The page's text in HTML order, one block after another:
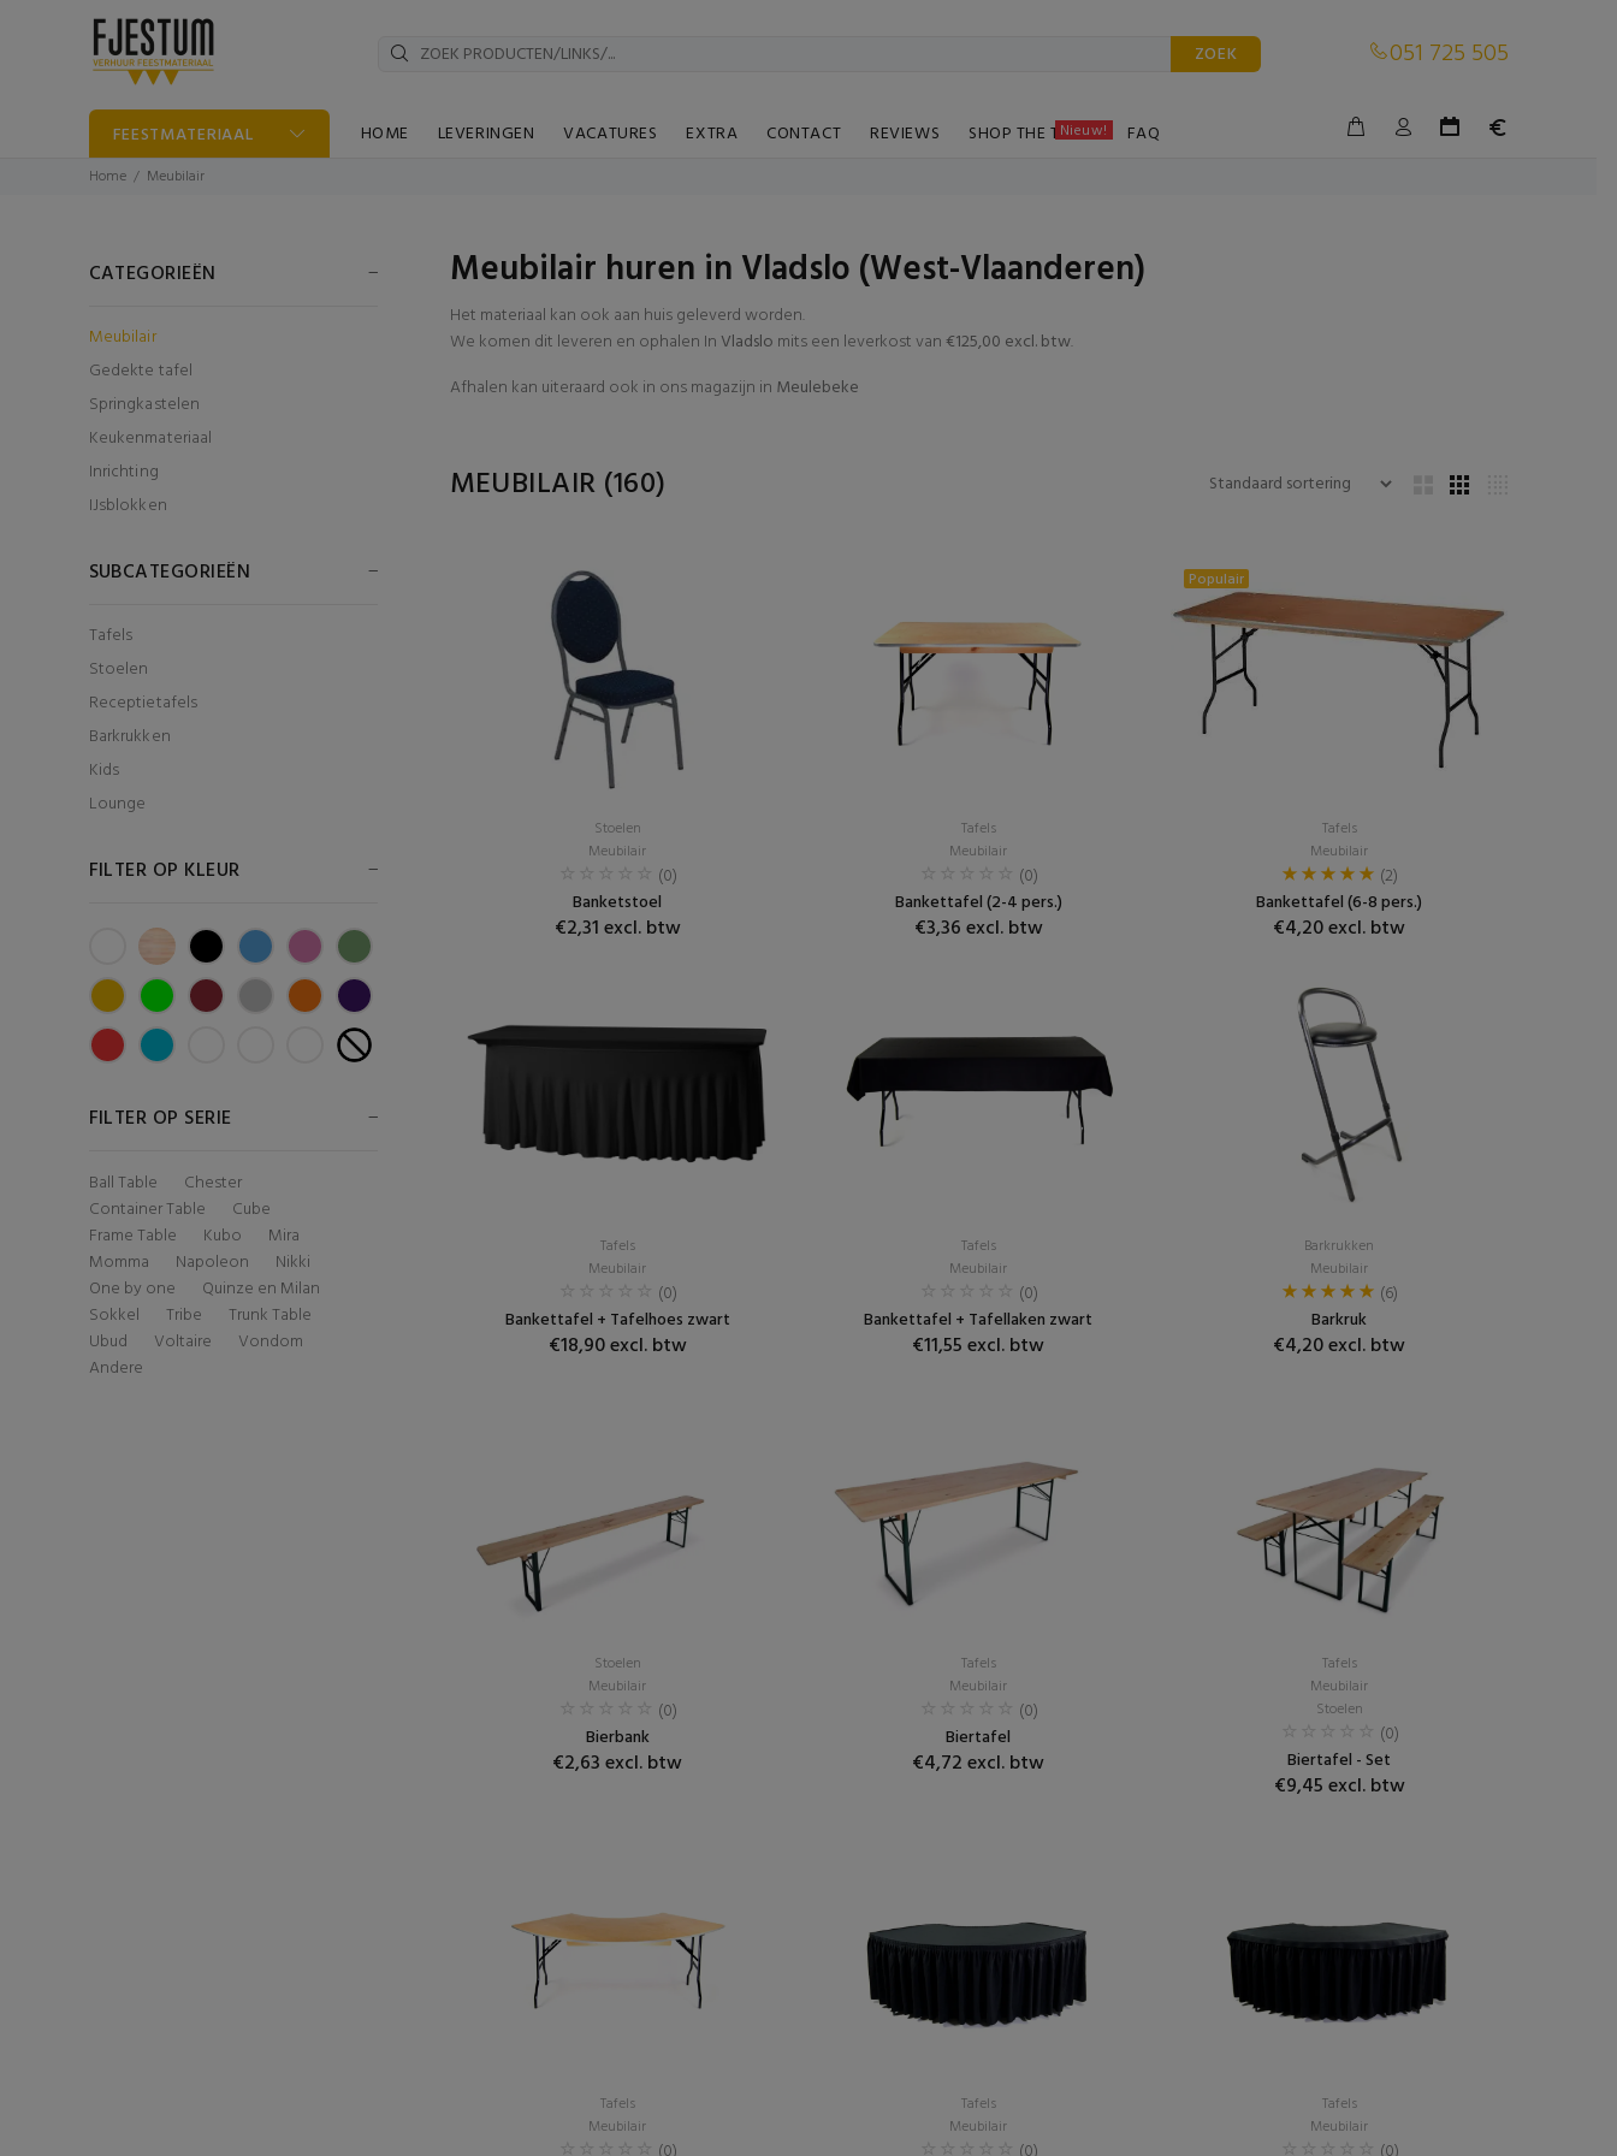
ZOEK 051 725 505
FEESTMATERIAAL HOME LEVERINGEN VACATURES EXTRA CONTACT REVIEWS SHOP THE TABLE
Nieuw! FAQ
Home Meubilair
CATEGORIEËN
Meubilair
Gedekte tafel
Springkastelen
Keukenmateriaal
Inrichting
IJsblokken
SUBCATEGORIEËN
Tafels
Stoelen
Receptietafels
Barkrukken
Kids
Lounge
FILTER OP KLEUR
FILTER OP SERIE
Ball Table
Chester
Container Table
Cube
Frame Table
Kubo
Mira
Momma
Napoleon
Nikki
One by one
Quinze en Milan
Sokkel
Tribe
Trunk Table
Ubud
Voltaire
Vondom
Andere
Meubilair huren in Vladslo (West-Vlaanderen)
Het materiaal kan ook aan huis geleverd worden.
We komen dit leveren en ophalen In Vladslo mits een leverkost van€125,00 excl. btw.
Afhalen kan uiteraard ook in ons magazijn in Meulebeke
MEUBILAIR (160)
Stoelen
Meubilair
(0)
Banketstoel
€2,31 excl. btw
Tafels
Meubilair
(0)
Bankettafel (2-4 pers.)
€3,36 excl. btw
Populair
Tafels
Meubilair
(2)
Bankettafel (6-8 pers.)
€4,20 excl. btw
Tafels
Meubilair
(0)
Bankettafel + Tafelhoes zwart
€18,90 excl. btw
Tafels
Meubilair
(0)
Bankettafel + Tafellaken zwart
€11,55 excl. btw
Barkrukken
Meubilair
(6)
Barkruk
€4,20 excl. btw
Stoelen
Meubilair
(0)
Bierbank
€2,63 excl. btw
Tafels
Meubilair
(0)
Biertafel
€4,72 excl. btw
Tafels
Meubilair
Stoelen
(0)
Biertafel - Set
€9,45 excl. btw
Tafels
Meubilair
Tafels
Meubilair
Tafels
Meubilair